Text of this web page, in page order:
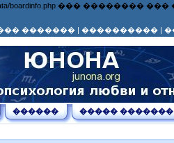
boardinfo.php ���
������� | ���������� |
������ ����� �������